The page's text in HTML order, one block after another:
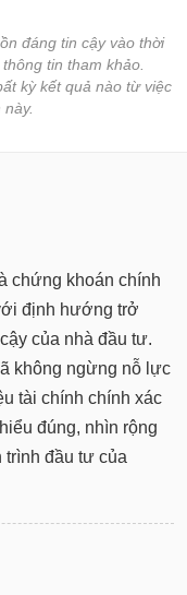
đáng tin cậy vào thời
tin tham khảo.
kỳ kết quả nào từ việc
chứng khoán chính
định hướng trở
của nhà đầu tư.
không ngừng nỗ lực
tài chính chính xác
đúng, nhìn rộng
trình đầu tư của